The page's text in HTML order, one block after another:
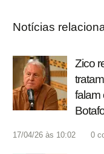
Notícias
Zico
falam
17/04/26 às 10:02 0